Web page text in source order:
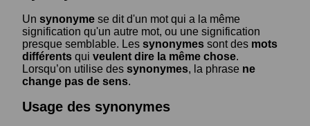
Un synonyme se dit d'un mot qui a la même
signification qu'un autre mot, ou une signification
presque semblable. Les synonymes sont des mots
différents qui veulent dire la même chose.
Lorsqu’on utilise des synonymes, la phrase ne
change pas de sens.
Usage des synonymes